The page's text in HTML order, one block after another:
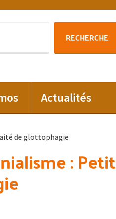
RECHERCHE
Actualités
de glottophagie
: Petit